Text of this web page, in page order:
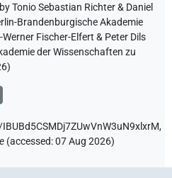
Tonio Sebastian Richter & Daniel
Brandenburgische Akademie
Fischer-Elfert & Peter Dils
der Wissenschaften zu
)
(accessed:07 Aug 2026)